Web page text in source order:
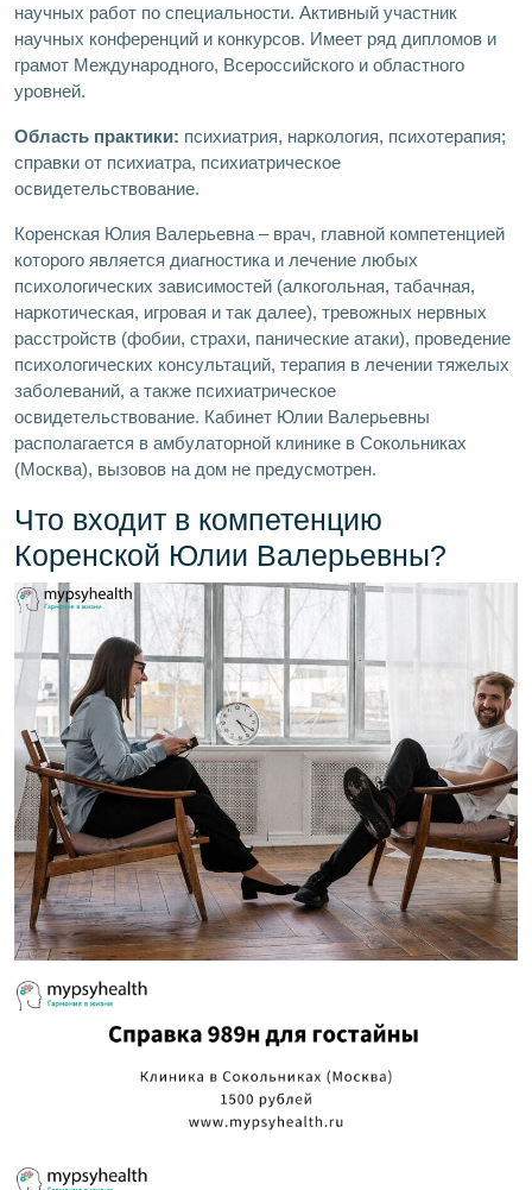
научных работ по специальности. Активный участник
научных конференций и конкурсов. Имеет ряд дипломов и
грамот Международного, Всероссийского и областного
уровней.
Область практики: психиатрия, наркология, психотерапия;
справки от психиатра, психиатрическое
освидетельствование.
Коренская Юлия Валерьевна – врач, главной компетенцией
которого является диагностика и лечение любых
психологических зависимостей (алкогольная, табачная,
наркотическая, игровая и так далее), тревожных нервных
расстройств (фобии, страхи, панические атаки), проведение
психологических консультаций, терапия в лечении тяжелых
заболеваний, а также психиатрическое
освидетельствование. Кабинет Юлии Валерьевны
располагается в амбулаторной клинике в Сокольниках
(Москва), вызовов на дом не предусмотрен.
Что входит в компетенцию
Коренской Юлии Валерьевны?